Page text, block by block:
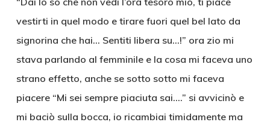
vestirti in quel modo e tirare fuori quel bel lato da
signorina che hai… Sentiti libera su…!” ora zio mi
stava parlando al femminile e la cosa mi faceva uno
strano effetto, anche se sotto sotto mi faceva
piacere “Mi sei sempre piaciuta sai….” si avvicinò e
mi baciò sulla bocca, io ricambiai timidamente ma